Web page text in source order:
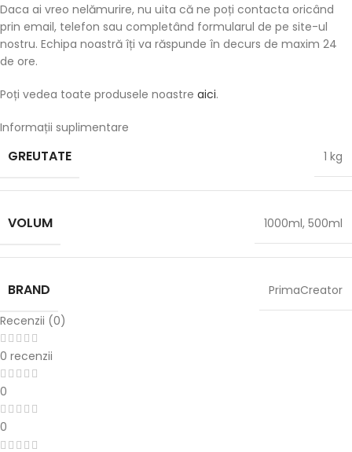
Daca ai vreo nelămurire, nu uita că ne poți contacta oricând
prin email, telefon sau completând formularul de pe site-ul
nostru. Echipa noastră îți va răspunde în decurs de maxim 24
de ore.
Poți vedea toate produsele noastre aici.
Informații suplimentare
GREUTATE 1 kg
VOLUM 1000ml, 500ml
BRAND
PrimaCreator
Recenzii (0)
0 recenzii
0
0